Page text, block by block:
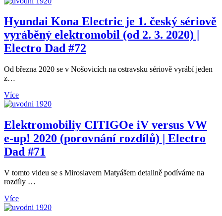
Hyundai Kona Electric je 1. český sériově
vyráběný elektromobil (od 2. 3. 2020) |
Electro Dad #72
Od března 2020 se v Nošovicích na ostravsku sériově vyrábí jeden
z…
Více
Elektromobiliy CITIGOe iV versus VW
e-up! 2020 (porovnání rozdílů) | Electro
Dad #71
V tomto videu se s Miroslavem Matyášem detailně podíváme na
rozdíly …
Více